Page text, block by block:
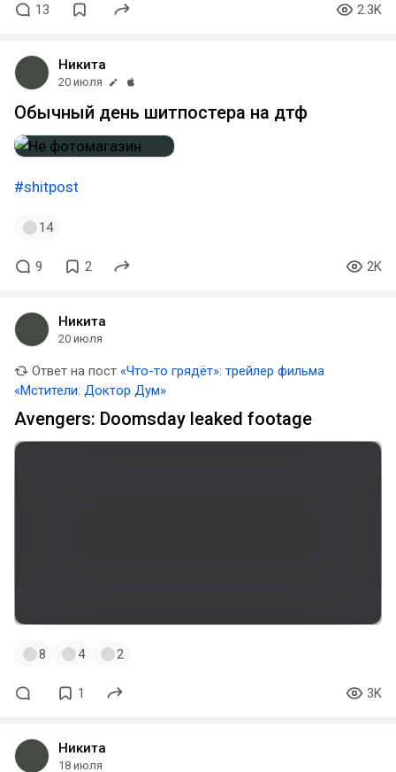
13 2.3K
Никита
20 июля
Обычный день шитпостера на дтф
#shitpost
14
9 2 2K
Никита
20 июля
Ответ на пост «Что-то грядёт»: трейлер фильма
«Мстители: Доктор Дум»
Avengers: Doomsday leaked footage
8 4 2
1 3K
Никита
18 июля